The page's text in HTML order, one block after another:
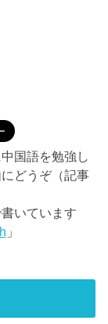
国語を勉強し
どうぞ（記事
いています
」